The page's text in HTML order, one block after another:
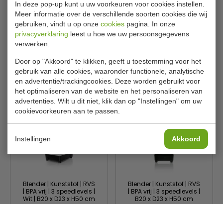
In deze pop-up kunt u uw voorkeuren voor cookies instellen.
Meer informatie over de verschillende soorten cookies die wij
gebruiken, vindt u op onze cookies pagina. In onze
privacyverklaring leest u hoe we uw persoonsgegevens
verwerken.
Door op "Akkoord" te klikken, geeft u toestemming voor het
gebruik van alle cookies, waaronder functionele, analytische
en advertentie/trackingcookies. Deze worden gebruikt voor
het optimaliseren van de website en het personaliseren van
advertenties. Wilt u dit niet, klik dan op "Instellingen" om uw
cookievoorkeuren aan te passen.
Instellingen Akkoord
4-delig mes | Afneembare
staaf
Dynamic GH629
€ 261,99
Bekijken
220W | Met 4 messen
Dynamic
Bekijken
Blender | Kunststof | RVS
| BPA vrij | 3 speedlevels |
Wit | B20 x D23 x H50 cm
Blender | Kunststof | RVS
| BPA vrij | 3 speedlevels |
B20 x D23 x H50 cm